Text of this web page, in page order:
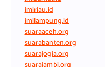
imiriau.id
imilampung.id
suaraaceh.org
suarabanten.org
suarajogja.org